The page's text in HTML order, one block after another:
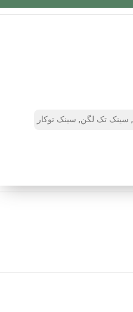
, سینک تک لگن, سینک توکار